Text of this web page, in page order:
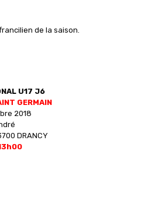
de la saison.
U17 J6
GERMAIN
2018
DRANCY